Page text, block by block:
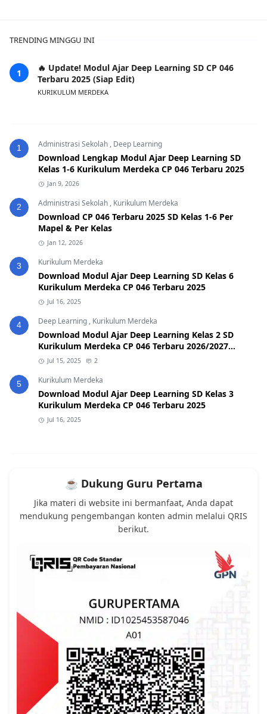
TRENDING MINGGU INI
🔥 Update! Modul Ajar Deep Learning SD CP 046
Terbaru 2025 (Siap Edit)
KURIKULUM MERDEKA
1 Administrasi Sekolah, Deep Learning
Download Lengkap Modul Ajar Deep Learning SD
Kelas 1-6 Kurikulum Merdeka CP 046 Terbaru 2025
Jan 9, 2026
2 Administrasi Sekolah, Kurikulum Merdeka
Download CP 046 Terbaru 2025 SD Kelas 1-6 Per
Mapel & Per Kelas
Jan 12, 2026
3 Kurikulum Merdeka
Download Modul Ajar Deep Learning SD Kelas 6
Kurikulum Merdeka CP 046 Terbaru 2025
Jul 16, 2025
4 Deep Learning, Kurikulum Merdeka
Download Modul Ajar Deep Learning Kelas 2 SD
Kurikulum Merdeka CP 046 Terbaru 2026/2027
(Format Word & PDF)
Jul 15, 2025 2
5 Kurikulum Merdeka
Download Modul Ajar Deep Learning SD Kelas 3
Kurikulum Merdeka CP 046 Terbaru 2025
Jul 16, 2025
☕ Dukung Guru Pertama
Jika materi di website ini bermanfaat, Anda dapat
mendukung pengembangan konten admin melalui QRIS
berikut.